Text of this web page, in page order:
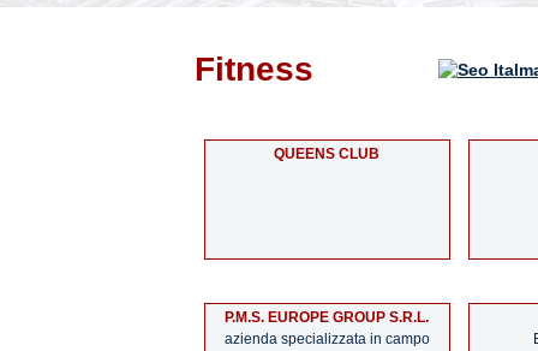
Fitness
QUEENS CLUB
P.M.S. EUROPE GROUP S.R.L.
azienda specializzata in campo